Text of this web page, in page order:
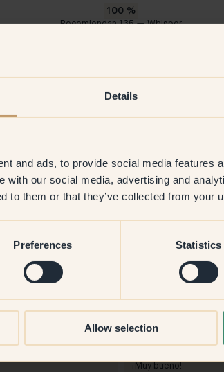
Details
and ads, to provide social media features
with our social media, advertising and
to them or that they’ve collected from your
Preferences Statistics
Allow selection
100 %
Recomiendan 135 — Whisper
Suecia
Imagen del
Pintar con:
¡Muy bueno!